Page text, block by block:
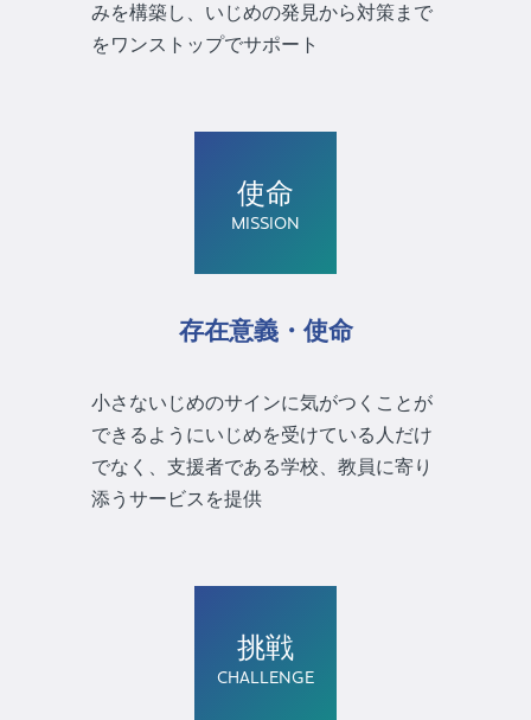
みを構築し、いじめの発見から対策まで
をワンストップでサポート
使命
MISSION
存在意義・使命
小さないじめのサインに気がつくことが
できるようにいじめを受けている人だけ
でなく、支援者である学校、教員に寄り
添うサービスを提供
挑戦
CHALLENGE